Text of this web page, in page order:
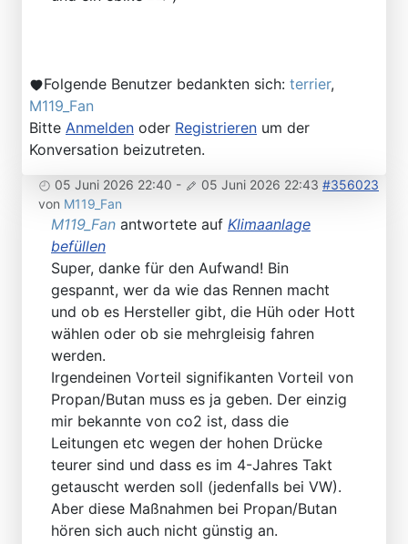
Folgende Benutzer bedankten sich: terrier,
M119_Fan
Bitte Anmelden oder Registrieren um der
Konversation beizutreten.
05 Juni 2026 22:40 - 05 Juni 2026 22:43 #356023
von M119_Fan
M119_Fan antwortete auf Klimaanlage
befüllen
Super, danke für den Aufwand! Bin
gespannt, wer da wie das Rennen macht
und ob es Hersteller gibt, die Hüh oder Hott
wählen oder ob sie mehrgleisig fahren
werden.
Irgendeinen Vorteil signifikanten Vorteil von
Propan/Butan muss es ja geben. Der einzig
mir bekannte von co2 ist, dass die
Leitungen etc wegen der hohen Drücke
teurer sind und dass es im 4-Jahres Takt
getauscht werden soll (jedenfalls bei VW).
Aber diese Maßnahmen bei Propan/Butan
hören sich auch nicht günstig an.